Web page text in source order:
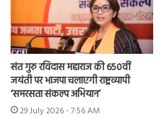
संत गुरु रविदास महाराज की 650वीं
जयंती पर भाजपा चलाएगी राष्ट्रव्यापी
‘समरसता संकल्प अभियान’
29 July 2026 - 7:56 AM